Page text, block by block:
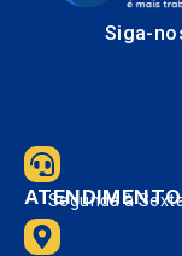
Siga-
ATENDIMENTO
Segunda à